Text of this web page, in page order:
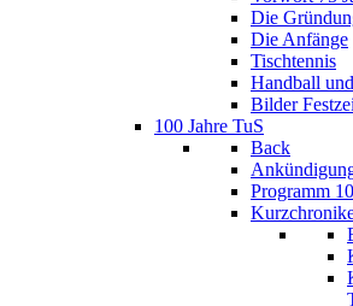
Die
Die Anfänge
Tischtennis
Handball
Bilder
100 Jahre TuS
Back
Programm